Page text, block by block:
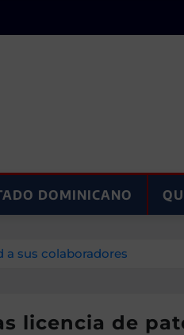
DOMINICANO
a sus colaboradores
licencia de